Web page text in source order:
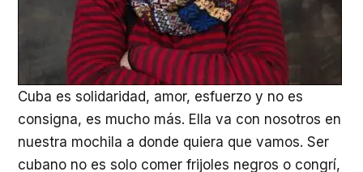
Cuba es solidaridad, amor, esfuerzo y no es
consigna, es mucho más. Ella va con nosotros en
nuestra mochila a donde quiera que vamos. Ser
cubano no es solo comer frijoles negros o congrí,